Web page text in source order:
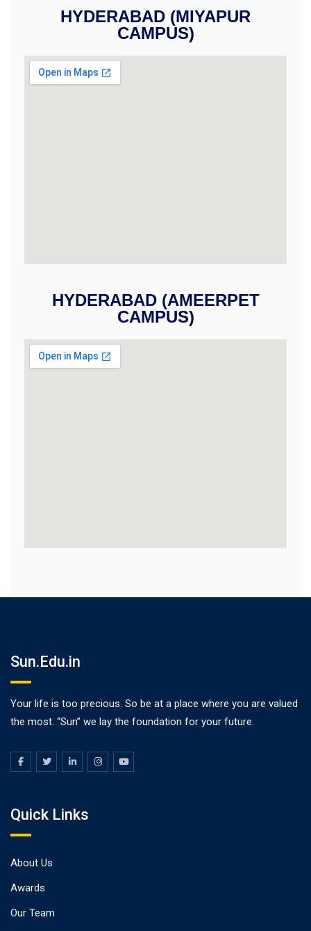
HYDERABAD (MIYAPUR
CAMPUS)
HYDERABAD (AMEERPET
CAMPUS)
Sun.Edu.in
Your life is too precious. So be at a place where you are valued
the most. “Sun” we lay the foundation for your future.
Quick Links
About Us
Awards
Our Team